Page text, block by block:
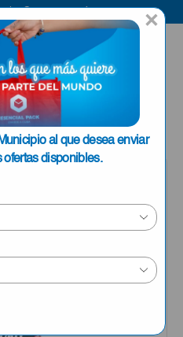
×
al que desea enviar
ofertas disponibles.
ENVIAR A LA
HABANA